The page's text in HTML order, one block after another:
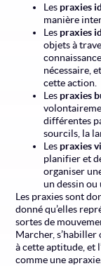
Les praxies
manière
Les praxies
objets à
nécessaire,
cette action.
Les praxies
différentes
sourcils, la
Les praxies
planifier et
organiser
un dessin ou
Les praxies sont
donné qu’elles
sortes de
Marcher,
à cette aptitude, et
comme une apraxie.